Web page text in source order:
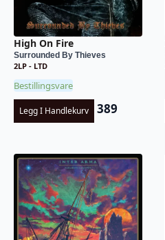
High On Fire
Surrounded By Thieves
2LP - LTD
Bestillingsvare
Legg I Handlekurv 389